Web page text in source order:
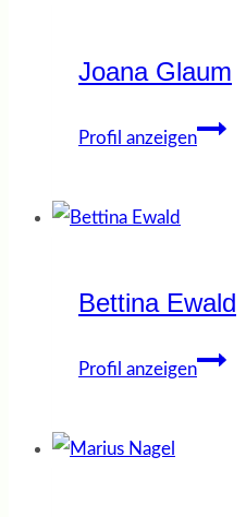
Joana Glaum
Profil anzeigenJoana
Bettina Ewald
Profil anzeigenBettina